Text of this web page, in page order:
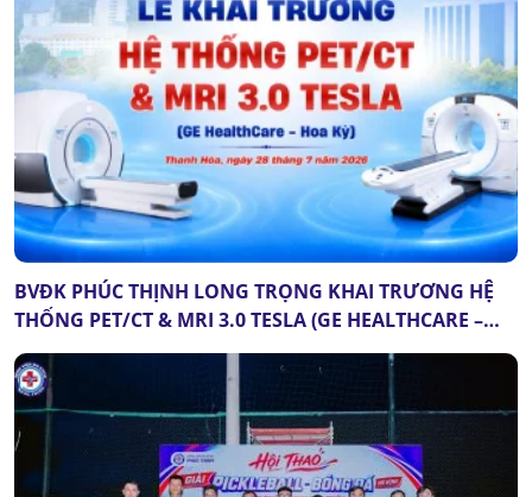
BVĐK PHÚC THỊNH LONG TRỌNG KHAI TRƯƠNG HỆ
THỐNG PET/CT & MRI 3.0 TESLA (GE HEALTHCARE –
HOA KỲ): DẤU MỐC QUAN TRỌNG CỦA Y TẾ THANH
HÓA